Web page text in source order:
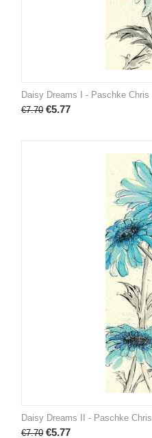
Daisy Dreams I - Paschke Chris
€7.70 €5.77
Daisy Dreams II - Paschke Chris
€7.70 €5.77